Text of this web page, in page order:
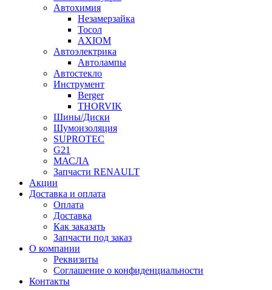
Автохимия
Незамерзайка
Тосол
AXIOM
Автоэлектрика
Автолампы
Автостекло
Инструмент
Berger
THORVIK
Шины/Диски
Шумоизоляция
SUPROTEC
G21
МАСЛА
Запчасти RENAULT
Акции
Доставка и оплата
Оплата
Доставка
Как заказать
Запчасти под заказ
О компании
Реквизиты
Соглашение о конфиденциальности
Контакты